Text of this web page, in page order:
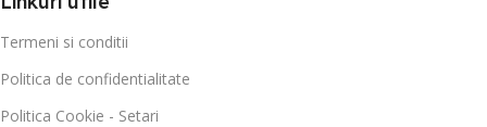
Termeni si conditii
Politica de confidentialitate
Politica Cookie - Setari